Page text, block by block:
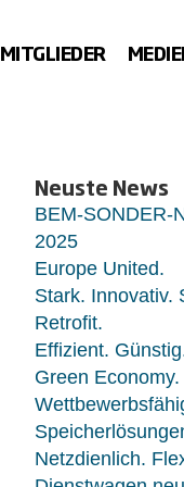
MITGLIEDER
Neuste News
BEM-SONDER-
2025
Europe United.
Stark. Innovativ.
Retrofit.
Effizient.
Green Economy.
Netzdienlich.